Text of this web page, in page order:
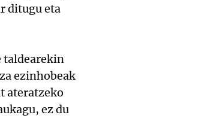
ditugu eta
taldearekin
ezinhobeak
ateratzeko
ez du